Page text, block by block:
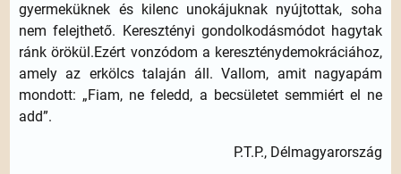
gyermeküknek és kilenc unokájuknak nyújtottak, soha
nem felejthető. Keresztényi gondolkodásmódot hagytak
ránk örökül.Ezért vonzódom a kereszténydemokráciához,
amely az erkölcs talaján áll. Vallom, amit nagyapám
mondott: „Fiam, ne feledd, a becsületet semmiért el ne
add”.
P.T.P., Délmagyarország